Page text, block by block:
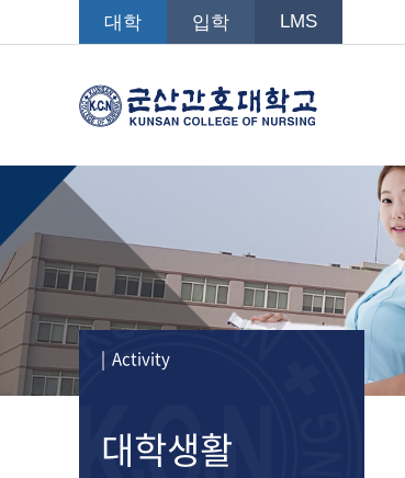
대학 입학 LMS
| Activity
대학생활